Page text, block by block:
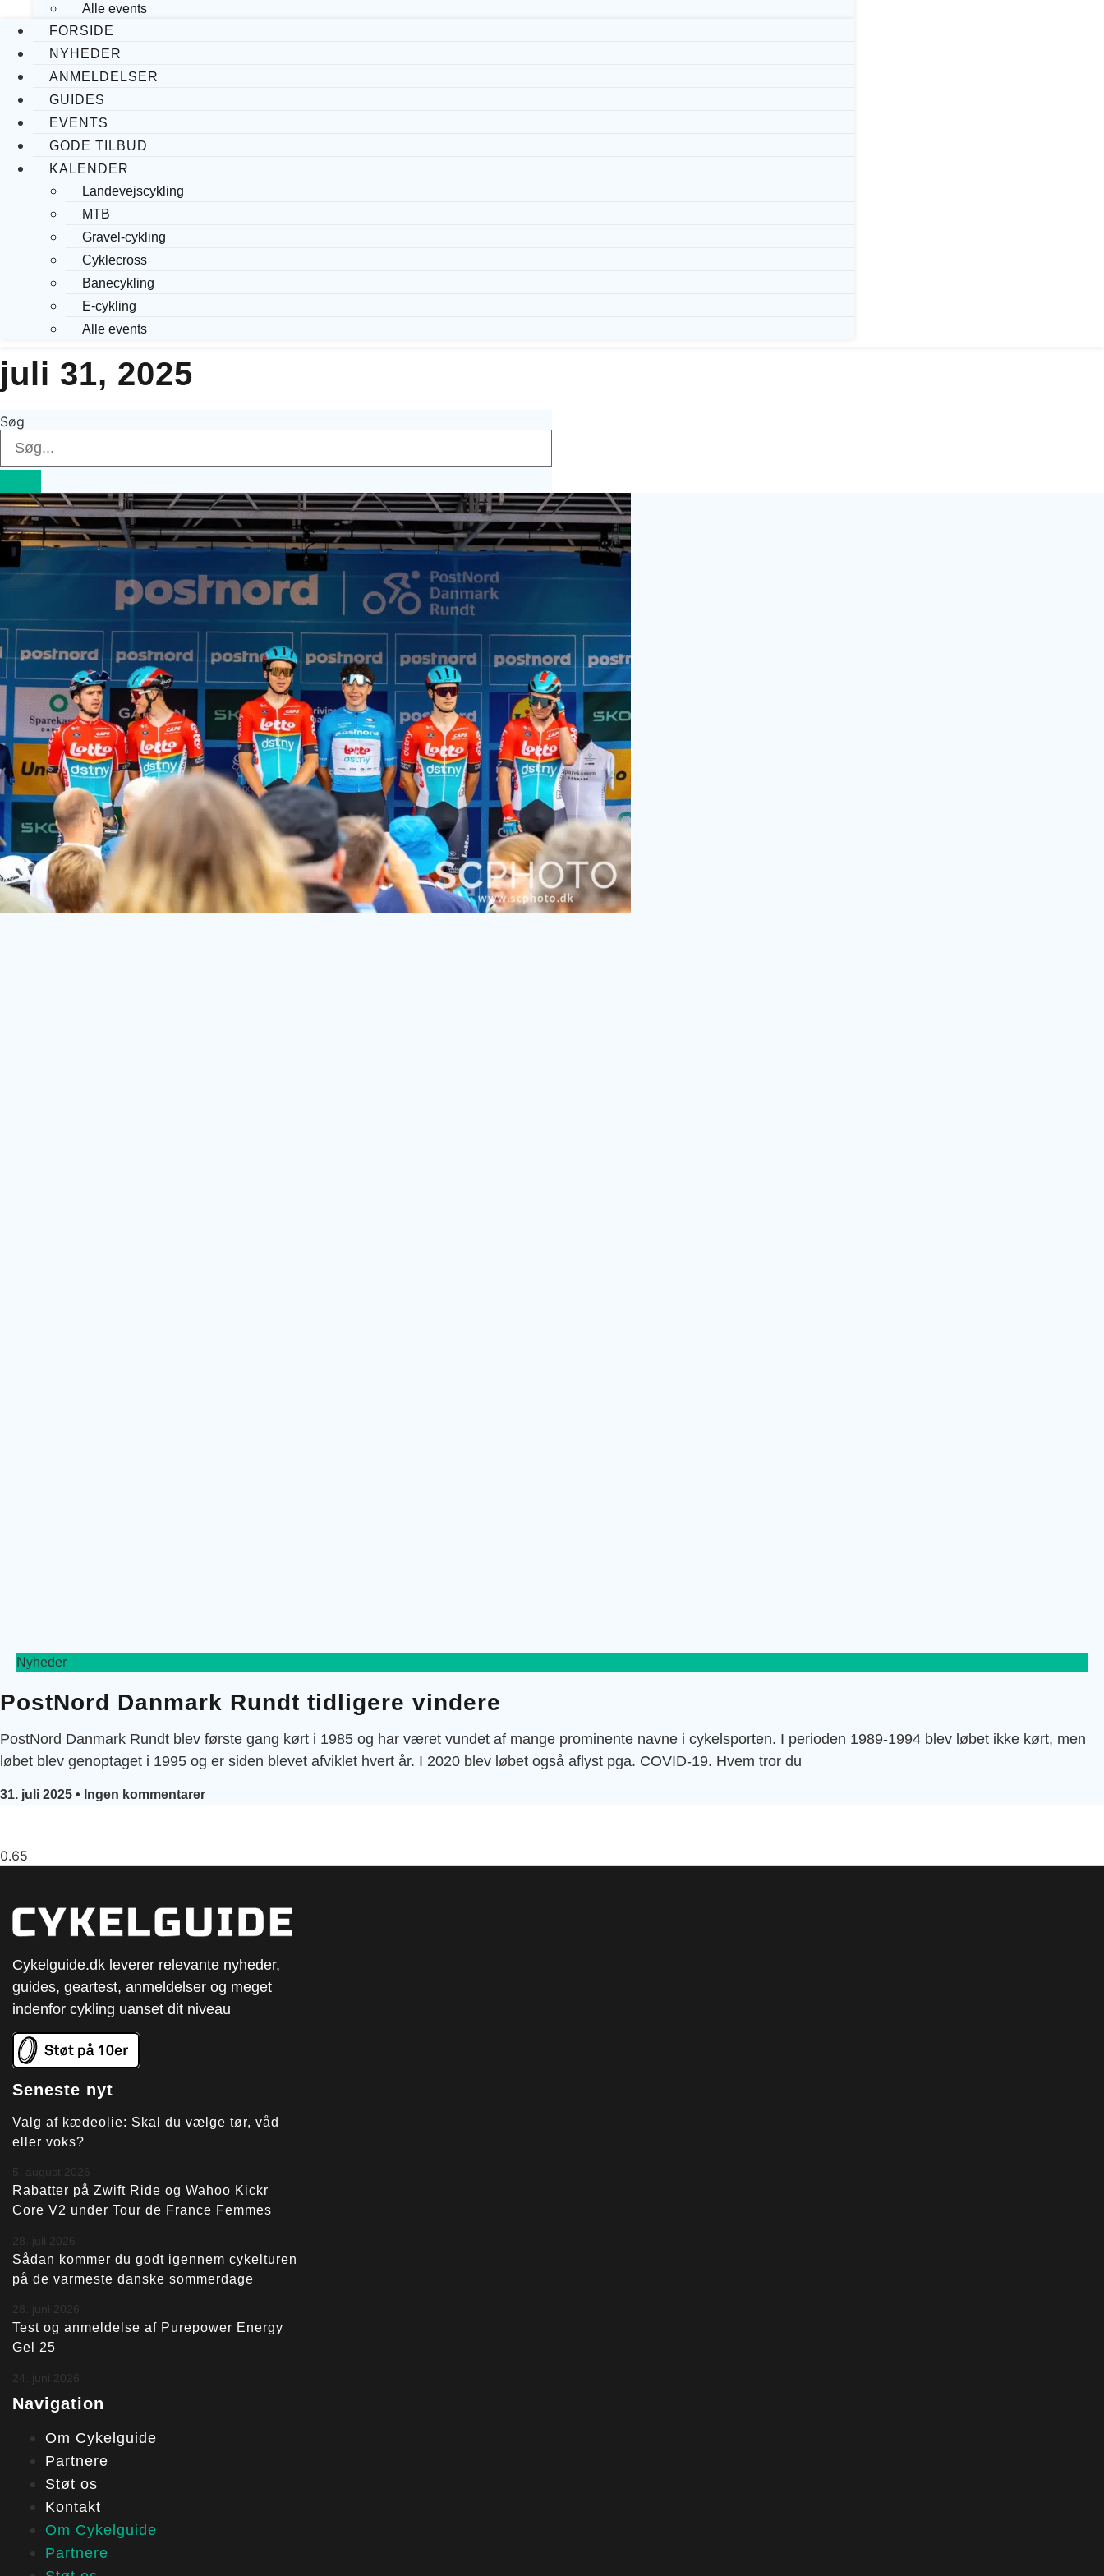
Alle events
FORSIDE
NYHEDER
ANMELDELSER
GUIDES
EVENTS
GODE TILBUD
KALENDER
Landevejscykling
MTB
Gravel-cykling
Cyklecross
Banecykling
E-cykling
Alle events
juli 31, 2025
Søg
Nyheder
PostNord Danmark Rundt tidligere vindere
PostNord Danmark Rundt blev første gang kørt i 1985 og har været vundet af mange prominente navne i cykelsporten. I perioden 1989-1994 blev løbet ikke kørt, men
løbet blev genoptaget i 1995 og er siden blevet afviklet hvert år. I 2020 blev løbet også aflyst pga. COVID-19. Hvem tror du
31. juli 2025 Ingen kommentarer
Cykelguide.dk leverer relevante nyheder,
guides, geartest, anmeldelser og meget
indenfor cykling uanset dit niveau
Seneste nyt
Valg af kædeolie: Skal du vælge tør, våd
eller voks?
5. august 2026
Rabatter på Zwift Ride og Wahoo Kickr
Core V2 under Tour de France Femmes
28. juli 2026
Sådan kommer du godt igennem cykelturen
på de varmeste danske sommerdage
28. juni 2026
Test og anmeldelse af Purepower Energy
Gel 25
24. juni 2026
Navigation
Om Cykelguide
Partnere
Støt os
Kontakt
Om Cykelguide
Partnere